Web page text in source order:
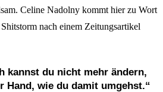
Celine Nadolny kommt hier zu Wort
nach einem Zeitungsartikel
kannst du nicht mehr ändern,
Hand, wie du damit umgehst.“